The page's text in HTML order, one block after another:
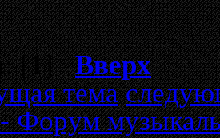
[1]Вверх
тема
Форум